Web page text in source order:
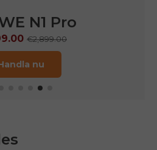
N1 Pro
€2,899.00
nu